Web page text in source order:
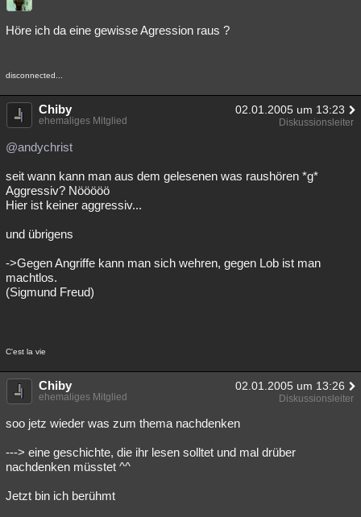
Höre ich da eine gewisse Agression raus ?
disconnected...
Chiby 02.01.2005 um 13:23
ehemaliges Mitglied Diskussionsleiter
@andychrist
seit wann kann man aus dem gelesenen was raushören *g*
Aggressiv? Nööööö
Hier ist keiner aggressiv...
und übrigens
->Gegen Angriffe kann man sich wehren, gegen Lob ist man
machtlos.
(Sigmund Freud)
C'est la vie
Chiby 02.01.2005 um 13:26
ehemaliges Mitglied Diskussionsleiter
soo jetz wieder was zum thema nachdenken
---> eine geschichte, die ihr lesen solltet und mal drüber
nachdenken müsstet ^^
Jetzt bin ich berühmt